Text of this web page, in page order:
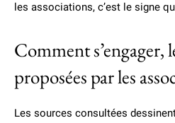
les associations, c’est le signe
Comment s’engager,
proposées par les
Les sources consultées